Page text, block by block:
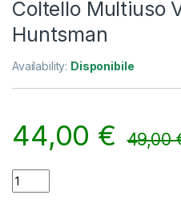
Coltello Multiuso
Huntsman
Availability: Disponibile
44,00 € 49,00
Coltello Multiuso Victorinox